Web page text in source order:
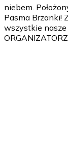
niebem.
Pasma Brzanki!
wszystkie nasze